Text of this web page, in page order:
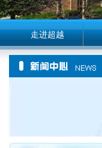
走进超越